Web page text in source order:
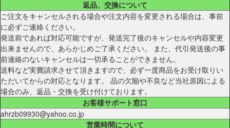
返品、交換について
ご注文をキャンセルされる場合や注文内容を変更される場合は、事前
に必ずご連絡ください。
発送前であれば対応可能ですが、発送完了後のキャンセルや内容変更
出来ませんので、あらかじめご了承ください。 また、代引発送後の事
前連絡のないキャンセルは一切承ることができません。
送料など実費請求させて頂きますので、必ず一度商品をお受け取りい
ただいてからの対応となります。 品の欠陥や不良など当社原因による
場合のみ、返品・交換を受け付けております。
お客様サポート窓口
ahrzb09930@yahoo.co.jp
営業時間について